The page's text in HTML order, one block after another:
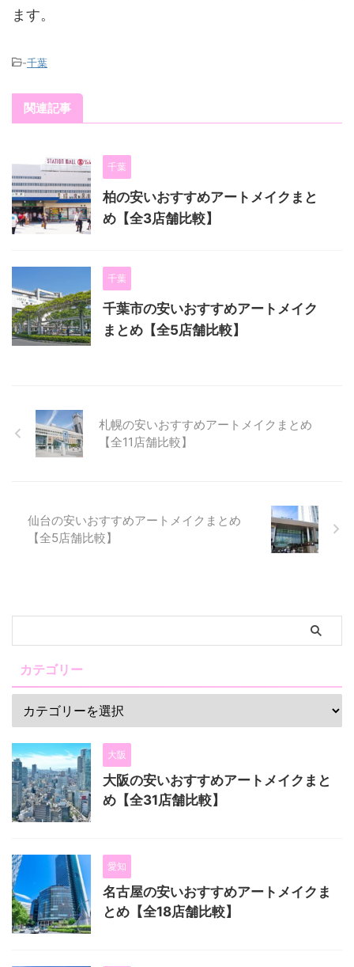
ます。
-千葉
関連記事
千葉
柏の安いおすすめアートメイクまと
め【全3店舗比較】
千葉
千葉市の安いおすすめアートメイク
まとめ【全5店舗比較】
札幌の安いおすすめアートメイクまとめ
【全11店舗比較】
仙台の安いおすすめアートメイクまとめ
【全5店舗比較】
カテゴリー
大阪
大阪の安いおすすめアートメイクまと
め【全31店舗比較】
愛知
名古屋の安いおすすめアートメイクま
とめ【全18店舗比較】